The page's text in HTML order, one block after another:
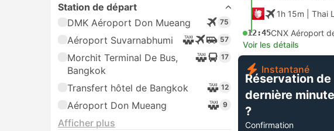
Station de départ
DMK Aéroport Don Mueang
75
Aéroport Suvarnabhumi 57
Morchit Terminal De Bus,
Bangkok
17
Transfert hôtel de Bangkok 12
Aéroport Don Mueang 9
Afficher plus
1h 15m | Thai
12:45CNX Aéroport
Voir les détails
Instantané
Réservation de
dernière minute
?
Confirmation